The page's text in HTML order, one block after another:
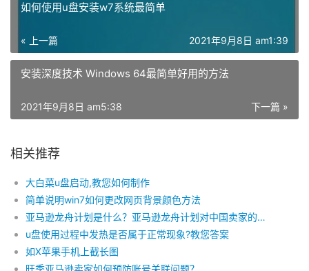
如何使用u盘安装w7系统最简单
« 上一篇 2021年9月8日 am1:39
安装深度技术 Windows 64最简单好用的方法
下一篇 »
2021年9月8日 am5:38
相关推荐
大白菜u盘启动,教您如何制作
简单说明win7如何更改网页背景颜色方法
亚马逊龙舟计划是什么？亚马逊龙舟计划对中国卖家的影响是什么？
u盘使用过程中发热是否属于正常现象?教您答案
如X苹果手机上截长图
旺季亚马逊卖家如何预防账号关联问题？